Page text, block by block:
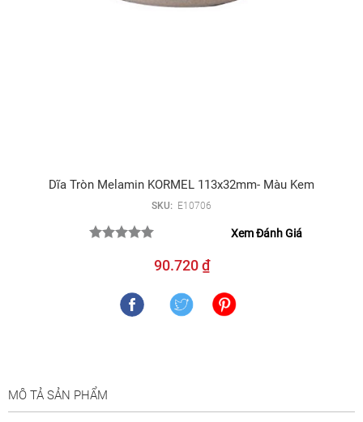
Dĩa Tròn Melamin KORMEL 113x32mm- Màu Kem
SKU: E10706
Xem Đánh Giá
90.720 ₫
MÔ TẢ SẢN PHẨM